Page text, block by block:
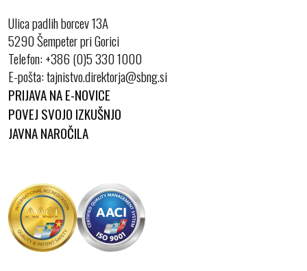
Ulica padlih borcev 13A
5290 Šempeter pri Gorici
Telefon:+386 (0)5 330 1000
E-pošta:
PRIJAVA NA E-NOVICE
POVEJ SVOJO IZKUŠNJO
JAVNA NAROČILA